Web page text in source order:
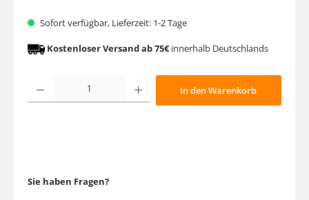
Sofort verfügbar, Lieferzeit: 1-2 Tage
Kostenloser Versand ab 75€innerhalb Deutschlands
Produkt Anzahl: Gib den gewünschten Wert ein oder benutze die
In den Warenkorb
Sie haben Fragen?